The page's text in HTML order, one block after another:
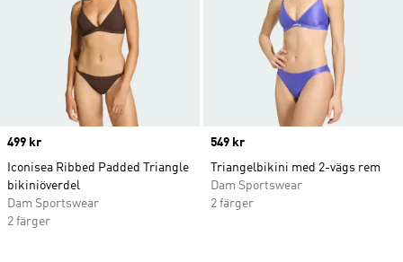
Price
499 kr
Iconisea Ribbed Padded Triangle
bikiniöverdel
Dam Sportswear
2 färger
Price
549 kr
Triangelbikini med 2-vägs rem
Dam Sportswear
2 färger